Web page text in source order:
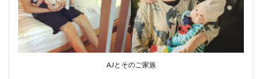
AJとそのご家族